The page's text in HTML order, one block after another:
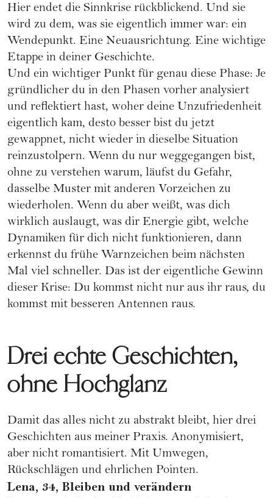
Hier endet die Sinnkrise rückblickend. Und sie
wird zu dem, was sie eigentlich immer war: ein
Wendepunkt. Eine Neuausrichtung. Eine wichtige
Etappe in deiner Geschichte.
Und ein wichtiger Punkt für genau diese Phase: Je
gründlicher du in den Phasen vorher analysiert
und reflektiert hast, woher deine Unzufriedenheit
eigentlich kam, desto besser bist du jetzt
gewappnet, nicht wieder in dieselbe Situation
reinzustolpern. Wenn du nur weggegangen bist,
ohne zu verstehen warum, läufst du Gefahr,
dasselbe Muster mit anderen Vorzeichen zu
wiederholen. Wenn du aber weißt, was dich
wirklich auslaugt, was dir Energie gibt, welche
Dynamiken für dich nicht funktionieren, dann
erkennst du frühe Warnzeichen beim nächsten
Mal viel schneller. Das ist der eigentliche Gewinn
dieser Krise: Du kommst nicht nur aus ihr raus, du
kommst mit besseren Antennen raus.
Drei echte Geschichten,
ohne Hochglanz
Damit das alles nicht zu abstrakt bleibt, hier drei
Geschichten aus meiner Praxis. Anonymisiert,
aber nicht romantisiert. Mit Umwegen,
Rückschlägen und ehrlichen Pointen.
Lena, 34, Bleiben und verändern